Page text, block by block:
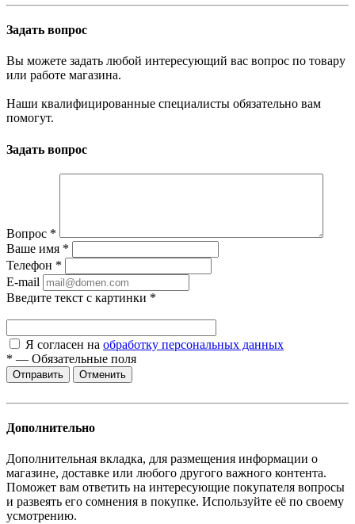
Задать вопрос
Вы можете задать любой интересующий вас вопрос по товару
или работе магазина.
Наши квалифицированные специалисты обязательно вам
помогут.
Задать вопрос
Вопрос *
Ваше имя *
Телефон *
E-mail
Введите текст с картинки *
Я согласен на обработку персональных данных
* — Обязательные поля
Отменить
Дополнительно
Дополнительная вкладка, для размещения информации о
магазине, доставке или любого другого важного контента.
Поможет вам ответить на интересующие покупателя вопросы
и развеять его сомнения в покупке. Используйте её по своему
усмотрению.